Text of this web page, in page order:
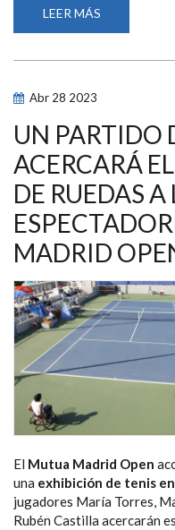
LEER MÁS
GRAN
DE
RUEDAS
EN
PISTA
CENTRAL
DEL
MUTUA
MADRID
OPEN
Abr 28 2023
UN PARTIDO
ACERCARÁ
DE RUEDAS A
MADRID
El Mutua Madrid Open
una exhibición de tenis
jugadores María Torres,
Rubén Castilla acercarán